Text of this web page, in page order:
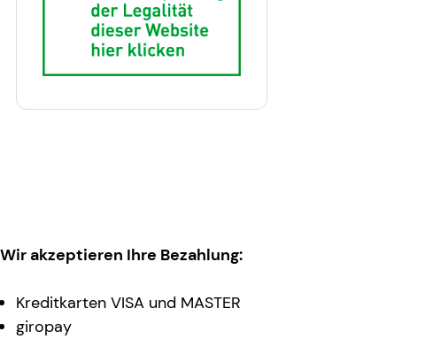
Wir akzeptieren Ihre Bezahlung:
Kreditkarten VISA und MASTER
giropay